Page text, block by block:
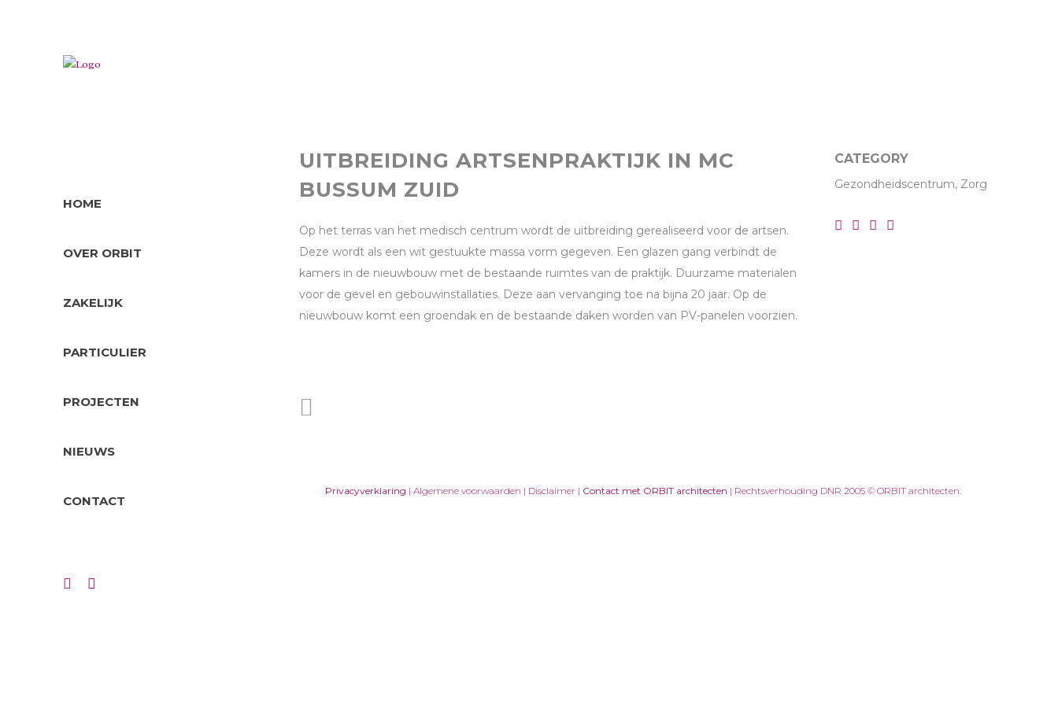
HOME
OVER ORBIT
ZAKELIJK
PARTICULIER
PROJECTEN
NIEUWS
CONTACT
UITBREIDING ARTSENPRAKTIJK IN MC
BUSSUM ZUID
Op het terras van het medisch centrum wordt de uitbreiding gerealiseerd voor de artsen.
Deze wordt als een wit gestuukte massa vorm gegeven. Een glazen gang verbindt de
kamers in de nieuwbouw met de bestaande ruimtes van de praktijk. Duurzame materialen
voor de gevel en gebouwinstallaties. Deze aan vervanging toe na bijna 20 jaar. Op de
nieuwbouw komt een groendak en de bestaande daken worden van PV-panelen voorzien.
CATEGORY
Gezondheidscentrum, Zorg
Privacyverklaring | Algemene voorwaarden | Disclaimer | Contact met ORBIT architecten | Rechtsverhouding DNR 2005 © ORBIT architecten.